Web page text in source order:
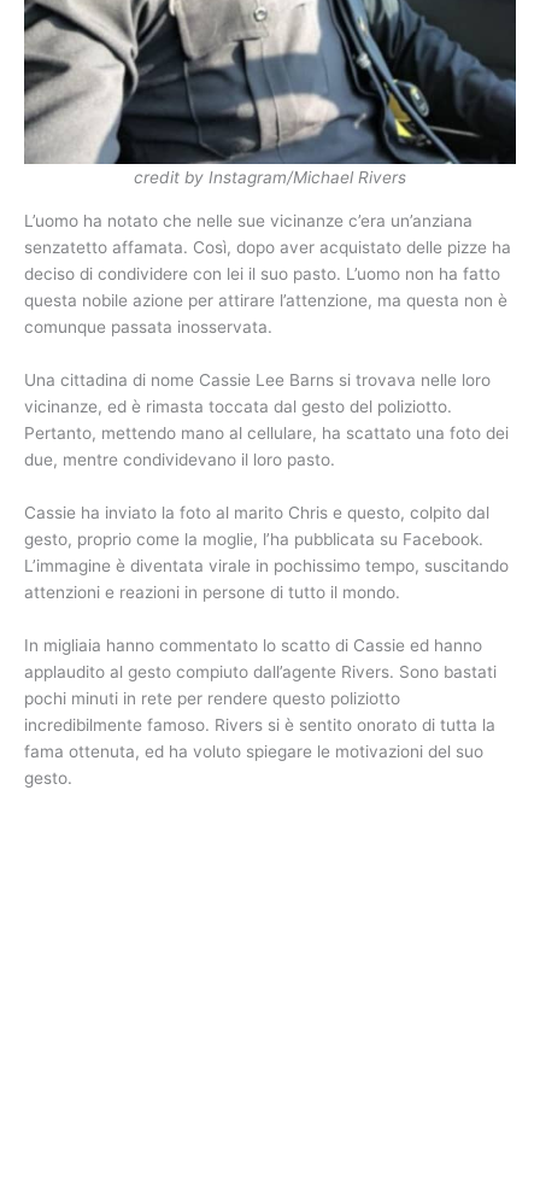
credit by Instagram/Michael Rivers
L’uomo ha notato che nelle sue vicinanze c’era un’anziana
senzatetto affamata. Così, dopo aver acquistato delle pizze ha
deciso di condividere con lei il suo pasto. L’uomo non ha fatto
questa nobile azione per attirare l’attenzione, ma questa non è
comunque passata inosservata.
Una cittadina di nome Cassie Lee Barns si trovava nelle loro
vicinanze, ed è rimasta toccata dal gesto del poliziotto.
Pertanto, mettendo mano al cellulare, ha scattato una foto dei
due, mentre condividevano il loro pasto.
Cassie ha inviato la foto al marito Chris e questo, colpito dal
gesto, proprio come la moglie, l’ha pubblicata su Facebook.
L’immagine è diventata virale in pochissimo tempo, suscitando
attenzioni e reazioni in persone di tutto il mondo.
In migliaia hanno commentato lo scatto di Cassie ed hanno
applaudito al gesto compiuto dall’agente Rivers. Sono bastati
pochi minuti in rete per rendere questo poliziotto
incredibilmente famoso. Rivers si è sentito onorato di tutta la
fama ottenuta, ed ha voluto spiegare le motivazioni del suo
gesto.